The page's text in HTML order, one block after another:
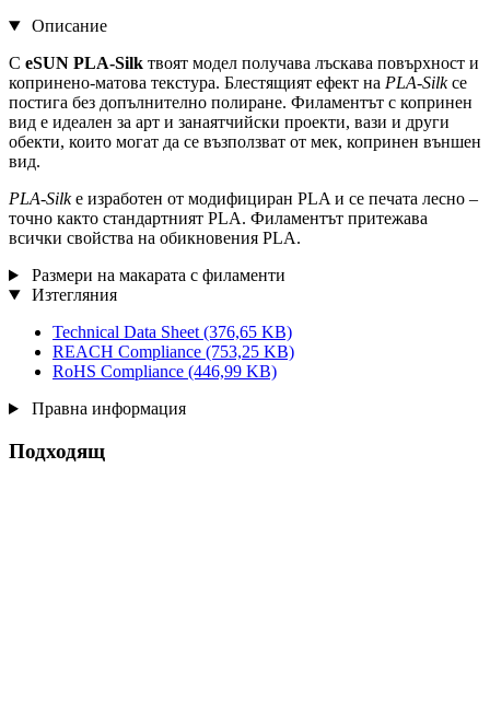
Описание
С eSUN PLA-Silk твоят модел получава лъскава повърхност и
копринено-матова текстура. Блестящият ефект на PLA-Silkсе
постига без допълнително полиране. Филаментът с копринен
вид е идеален за арт и занаятчийски проекти, вази и други
обекти, които могат да се възползват от мек, копринен външен
вид.
PLA-Silkе изработен от модифициран PLA и се печата лесно –
точно както стандартният PLA. Филаментът притежава
всички свойства на обикновения PLA.
Размери на макарата с филаменти
Изтегляния
Technical Data Sheet (376,65 KB)
REACH Compliance (753,25 KB)
RoHS Compliance (446,99 KB)
Правна информация
Подходящ